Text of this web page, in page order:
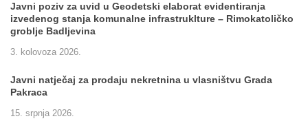
Javni poziv za uvid u Geodetski elaborat evidentiranja
izvedenog stanja komunalne infrastruklture – Rimokatoličko
groblje Badljevina
3. kolovoza 2026.
Javni natječaj za prodaju nekretnina u vlasništvu Grada
Pakraca
15. srpnja 2026.